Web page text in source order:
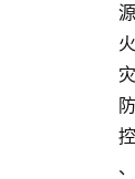
源
火
灾
防
控
、